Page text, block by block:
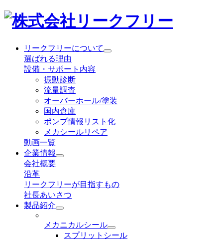
リークフリーについて
選ばれる理由
設備・サポート内容
振動診断
流量調査
オーバーホール/塗装
国内倉庫
ポンプ情報リスト化
メカシールリペア
動画一覧
企業情報
会社概要
沿革
リークフリーが目指すもの
社長あいさつ
製品紹介
メカニカルシール
スプリットシール